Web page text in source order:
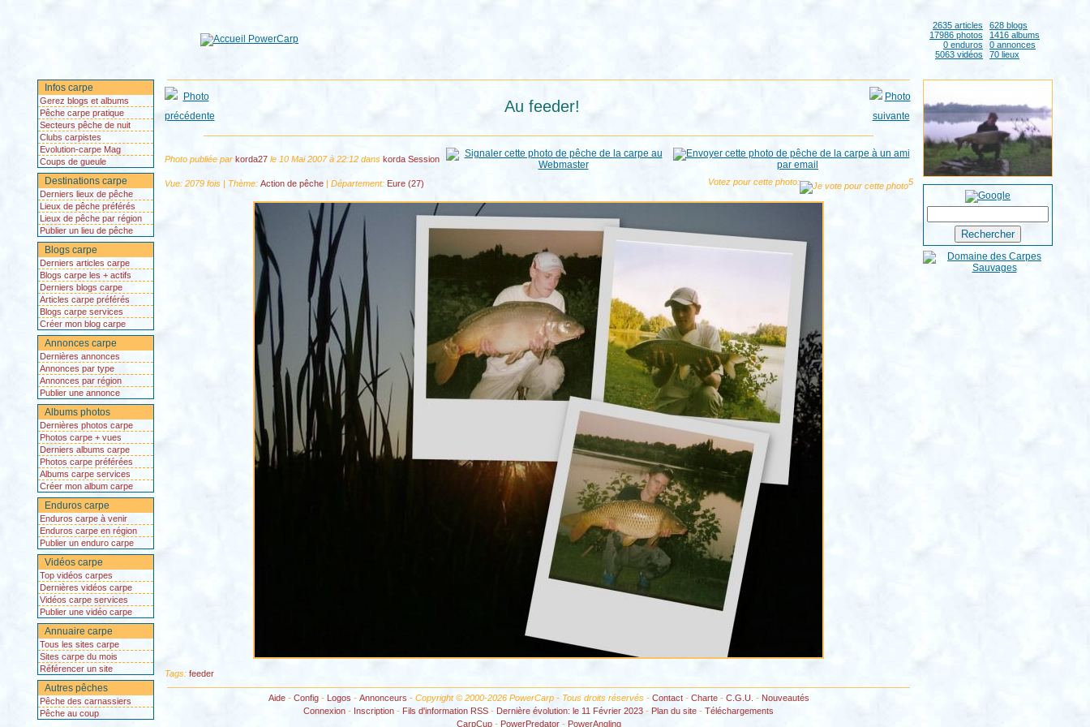
2635 articles
628 blogs
17986 photos
1416 albums
0 enduros
0 annonces
5063 vidéos
70 lieux
Infos carpe
Gerez blogs et albums
Pêche carpe pratique
Secteurs pêche de nuit
Clubs carpistes
Evolution-carpe Mag
Coups de gueule
Destinations carpe
Derniers lieux de pêche
Lieux de pêche préférés
Lieux de pêche par région
Publier un lieu de pêche
Blogs carpe
Derniers articles carpe
Blogs carpe les + actifs
Derniers blogs carpe
Articles carpe préférés
Blogs carpe services
Créer mon blog carpe
Annonces carpe
Dernières annonces
Annonces par type
Annonces par région
Publier une annonce
Albums photos
Dernières photos carpe
Photos carpe + vues
Derniers albums carpe
Photos carpe préférées
Albums carpe services
Créer mon album carpe
Enduros carpe
Enduros carpe à venir
Enduros carpe en région
Publier un enduro carpe
Vidéos carpe
Top vidéos carpes
Dernières vidéos carpe
Vidéos carpe services
Publier une vidéo carpe
Annuaire carpe
Tous les sites carpe
Sites carpe du mois
Référencer un site
Autres pêches
Pêche des carnassiers
Pêche au coup
Au feeder!
Photo publiée par korda27le 10 Mai 2007 à 22:12 dans korda Session
Vue: 2079 fois | Thème: Action de pêche| Département: Eure (27) Votez pour cette photo: 5
Tags: feeder
Aide- Config- Logos - Annonceurs - Copyright © 2000-2026 PowerCarp - Tous droits réservés - Contact- Charte- C.G.U. - Nouveautés
Connexion - Inscription - Fils d'information RSS - Dernière évolution: le 11 Février 2023 - Plan du site - Téléchargements
CarpCup- PowerPredator- PowerAngling